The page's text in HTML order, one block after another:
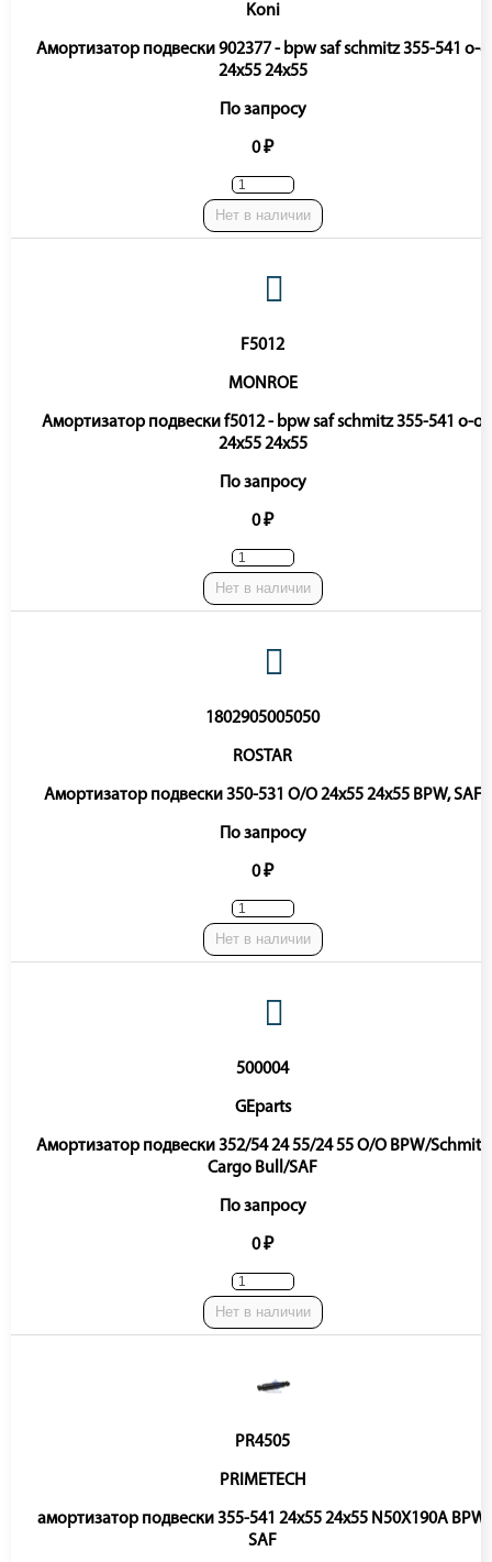
Koni
Амортизатор подвески 902377 - bpw saf schmitz 355-541 o-o
24x55 24x55
По запросу
0 ₽
Нет в наличии
F5012
MONROE
Амортизатор подвески f5012 - bpw saf schmitz 355-541 o-o
24x55 24x55
По запросу
0 ₽
Нет в наличии
1802905005050
ROSTAR
Амортизатор подвески 350-531 O/O 24x55 24x55 BPW, SAF
По запросу
0 ₽
Нет в наличии
500004
GEparts
Амортизатор подвески 352/54 24 55/24 55 O/O BPW/Schmitz
Cargo Bull/SAF
По запросу
0 ₽
Нет в наличии
PR4505
PRIMETECH
амортизатор подвески 355-541 24x55 24x55 N50X190A BPW,
SAF